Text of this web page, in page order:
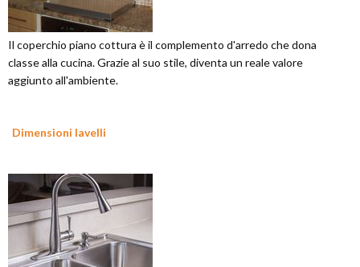
Il coperchio piano cottura è il complemento d'arredo che dona
classe alla cucina. Grazie al suo stile, diventa un reale valore
aggiunto all'ambiente.
Dimensioni lavelli